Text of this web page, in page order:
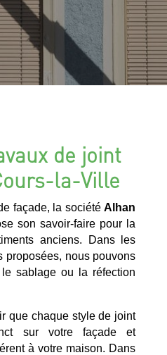
de joint
la-Ville
façade, la sociétéAlhan
son savoir-faire pour la
anciens. Dans les
proposées, nous pouvons
sablage ou la réfection
que chaque style de joint
sur votre façade et
à votre maison. Dans